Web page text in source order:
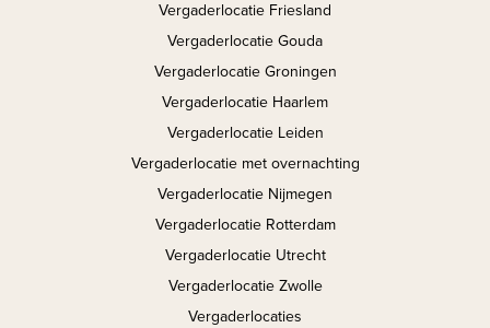
Vergaderlocatie Friesland
Vergaderlocatie Gouda
Vergaderlocatie Groningen
Vergaderlocatie Haarlem
Vergaderlocatie Leiden
Vergaderlocatie met overnachting
Vergaderlocatie Nijmegen
Vergaderlocatie Rotterdam
Vergaderlocatie Utrecht
Vergaderlocatie Zwolle
Vergaderlocaties